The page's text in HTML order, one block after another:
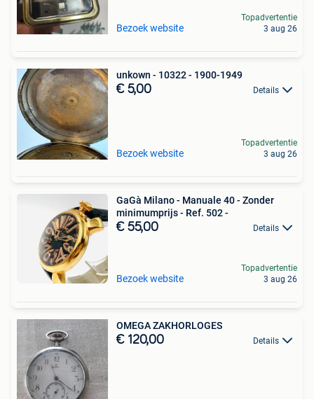
Bezoek website
Topadvertentie
3 aug 26
unkown - 10322 - 1900-1949
€ 5,00 Details
Bezoek website
Topadvertentie
3 aug 26
GaGà Milano - Manuale 40 - Zonder
minimumprijs - Ref. 502 -
€ 55,00 Details
Bezoek website
Topadvertentie
3 aug 26
OMEGA ZAKHORLOGES
€ 120,00 Details